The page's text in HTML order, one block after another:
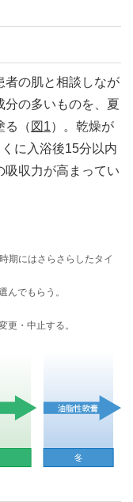
者の肌と相談しなが
分の多いものを、夏
る（ 図1）。乾燥が
に入浴後15分以内
吸収力が高まってい
期にはさらさらしたタイ
んでもらう。
・中止する。